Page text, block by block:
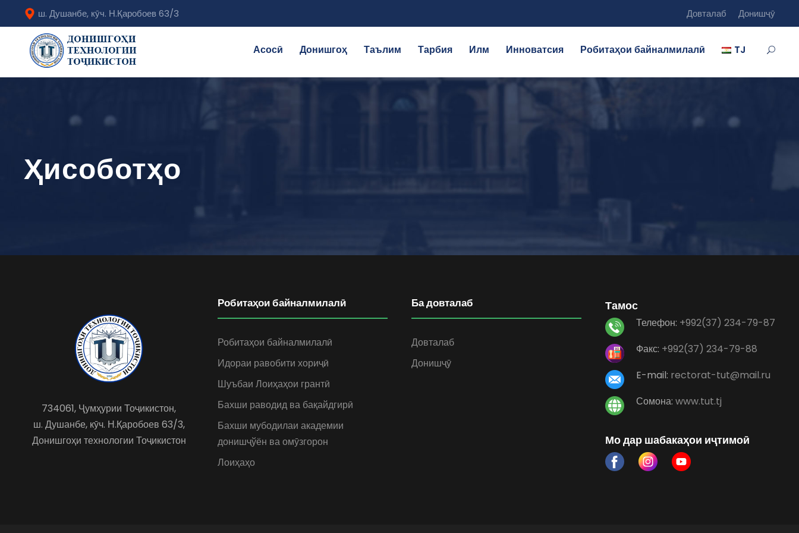
ш. Душанбе, кӯч. Н.Қаробоев 63/3 Довталаб Донишҷӯ
Асосӣ Донишгоҳ Таълим Тарбия Илм Инноватсия Робитаҳои байналмилалӣ TJ
Ҳисоботҳо
734061, Ҷумҳурии Тоҷикистон,
ш. Душанбе, кӯч. Н.Қаробоев 63/3,
Донишгоҳи технологии Тоҷикистон
Робитаҳои байналмилалӣ
Робитаҳои байналмилалӣ
Идораи равобити хориҷӣ
Шуъбаи Лоиҳаҳои грантӣ
Бахши раводид ва бақайдгирӣ
Бахши мубодилаи академии
донишҷўён ва омӯзгорон
Лоиҳаҳо
Ба довталаб
Довталаб
Донишҷӯ
Тамос
Телефон: +992(37) 234-79-87
Факс: +992(37) 234-79-88
E-mail: rectorat-tut@mail.ru
Сомона: www.tut.tj
Мо дар шабакаҳои иҷтимоӣ